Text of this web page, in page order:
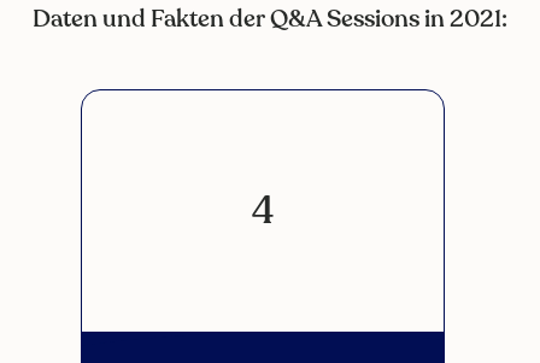
Daten und Fakten der Q&A Sessions in 2021:
4